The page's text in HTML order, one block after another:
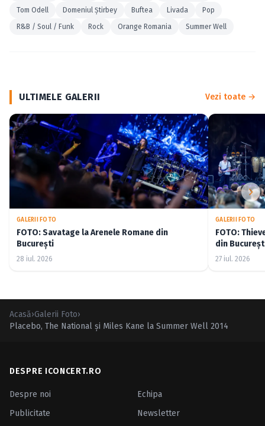
Tom Odell
Domeniul Ştirbey Buftea Livada
Pop
R&B / Soul / Funk
Rock Orange Romania Summer Well
ULTIMELE GALERII Vezi toate →
GALERII FOTO
FOTO: Savatage la Arenele Romane din
București
28 iul. 2026
GALERII FOTO
FOTO:
din
27 iul. 2026
Acasă›Galerii Foto›
Placebo, The National şi Miles Kane la Summer Well 2014
DESPRE ICONCERT.RO
Despre noi
Echipa
Publicitate
Newsletter